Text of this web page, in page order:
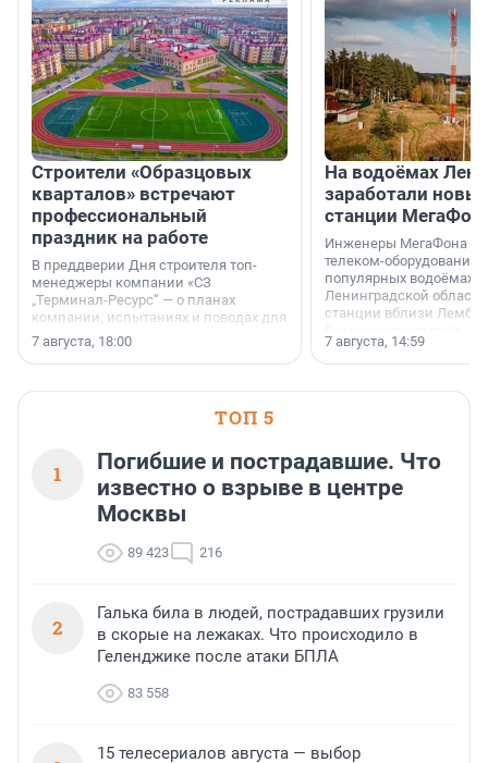
Строители «Образцовых
кварталов» встречают
профессиональный
праздник на работе
В преддверии Дня строителя топ-
менеджеры компании «СЗ
„Терминал-Ресурс“ — о планах
компании, испытаниях и поводах для
осторожного оптимизма.
7 августа, 18:00
На водоёмах
заработали
станции
Инженеры МегаФона
телеком-оборудование
популярных водоёмах
Ленинградской
станции вблизи
недалеко от Большого
водопада.
7 августа, 14:59
ТОП 5
1
Погибшие и пострадавшие. Что
известно о взрыве в центре
Москвы
89 423 216
2
Галька била в людей, пострадавших грузили
в скорые на лежаках. Что происходило в
Геленджике после атаки БПЛА
83 558
15 телесериалов августа — выбор